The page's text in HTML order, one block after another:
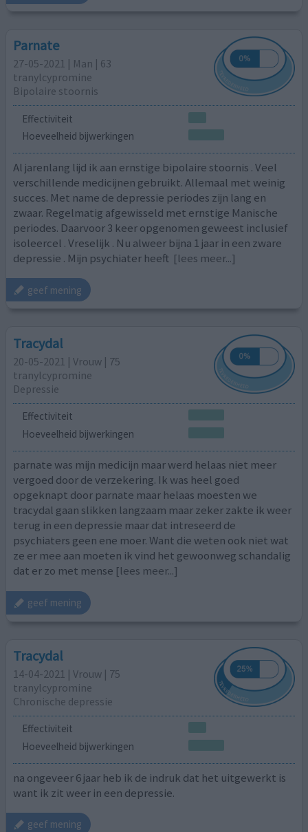
Parnate
27-05-2021 | Man | 63
tranylcypromine
Bipolaire stoornis
Effectiviteit
Hoeveelheid bijwerkingen
Al jarenlang lijd ik aan ernstige bipolaire stoornis . Veel
verschillende medicijnen gebruikt. Allemaal met weinig
succes. Met name de depressie periodes zijn lang en
zwaar. Regelmatig afgewisseld met ernstige Manische
periodes. Daarvoor 3 keer opgenomen geweest inclusief
isoleercel . Vreselijk . Nu alweer bijna 1 jaar in een zware
depressie . Mijn psychiater heeft [lees meer...]
geef mening
Tracydal
20-05-2021 | Vrouw | 75
tranylcypromine
Depressie
Effectiviteit
Hoeveelheid bijwerkingen
parnate was mijn medicijn maar werd helaas niet meer
vergoed door de verzekering. Ik was heel goed
opgeknapt door parnate maar helaas moesten we
tracydal gaan slikken langzaam maar zeker zakte ik weer
terug in een depressie maar dat intreseerd de
psychiaters geen ene moer. Want die weten ook niet wat
ze er mee aan moeten ik vind het gewoonweg schandalig
dat er zo met mense [lees meer...]
geef mening
Tracydal
14-04-2021 | Vrouw | 75
tranylcypromine
Chronische depressie
Effectiviteit
Hoeveelheid bijwerkingen
na ongeveer 6 jaar heb ik de indruk dat het uitgewerkt is
want ik zit weer in een depressie.
geef mening